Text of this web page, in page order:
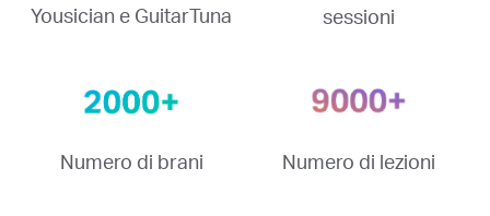
Yousician e GuitarTuna
sessioni
Numero di brani Numero di lezioni